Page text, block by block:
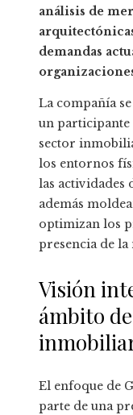
análisis de
demandas
La compañía
un participante
sector
los entornos
las actividades
además
optimizan los
presencia de la
Visión
ámbito
El enfoque de
parte de una